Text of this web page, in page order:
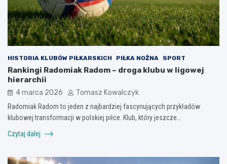
HISTORIA KLUBÓW PIŁKARSKICH PIŁKA NOŻNA SPORT
Rankingi Radomiak Radom – droga klubu w ligowej
hierarchii
4 marca 2026 Tomasz Kowalczyk
Radomiak Radom to jeden z najbardziej fascynujących przykładów
klubowej transformacji w polskiej piłce. Klub, który jeszcze…
Czytaj dalej